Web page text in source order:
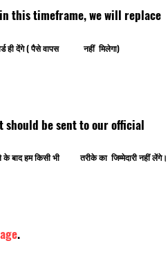
this timeframe, we will replace
ही देंगे ( पैसे वापस नहीं मिलेगा)
should be sent to our official
के बाद हम किसी भी तरीके का जिम्मेदारी नहीं लेंगे।
.